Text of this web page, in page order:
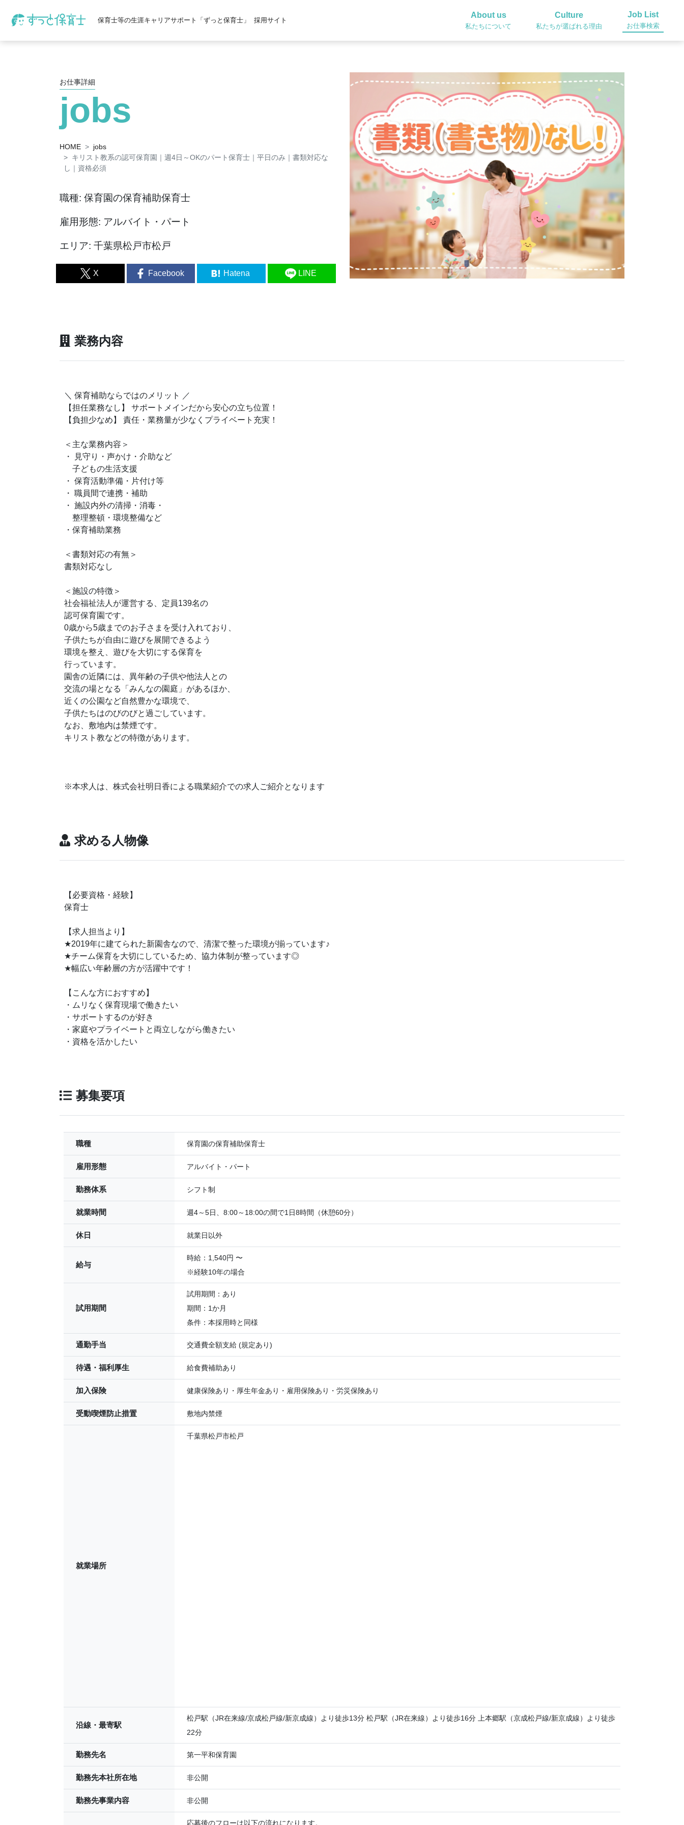
保育士等の生涯キャリアサポート「ずっと保育士」 採用サイト
About us
私たちについて
Culture
私たちが選ばれる理由
Job List
お仕事検索
お仕事詳細
jobs
HOME
jobs
キリスト教系の認可保育園｜週4日～OKのパート保育士｜平日のみ｜書類対応な
し｜資格必須
職種: 保育園の保育補助保育士
雇用形態: アルバイト・パート
エリア: 千葉県松戸市松戸
X Facebook Hatena LINE
業務内容
＼ 保育補助ならではのメリット ／
【担任業務なし】 サポートメインだから安心の立ち位置！
【負担少なめ】 責任・業務量が少なくプライベート充実！
＜主な業務内容＞
・ 見守り・声かけ・介助など
子どもの生活支援
・ 保育活動準備・片付け等
・ 職員間で連携・補助
・ 施設内外の清掃・消毒・
整理整頓・環境整備など
・保育補助業務
＜書類対応の有無＞
書類対応なし
＜施設の特徴＞
社会福祉法人が運営する、定員139名の
認可保育園です。
0歳から5歳までのお子さまを受け入れており、
子供たちが自由に遊びを展開できるよう
環境を整え、遊びを大切にする保育を
行っています。
園舎の近隣には、異年齢の子供や他法人との
交流の場となる「みんなの園庭」があるほか、
近くの公園など自然豊かな環境で、
子供たちはのびのびと過ごしています。
なお、敷地内は禁煙です。
キリスト教などの特徴があります。
※本求人は、株式会社明日香による職業紹介での求人ご紹介となります
求める人物像
【必要資格・経験】
保育士
【求人担当より】
★2019年に建てられた新園舎なので、清潔で整った環境が揃っています♪
★チーム保育を大切にしているため、協力体制が整っています◎
★幅広い年齢層の方が活躍中です！
【こんな方におすすめ】
・ムリなく保育現場で働きたい
・サポートするのが好き
・家庭やプライベートと両立しながら働きたい
・資格を活かしたい
募集要項
職種 保育園の保育補助保育士
雇用形態 アルバイト・パート
勤務体系 シフト制
就業時間 週4～5日、8:00～18:00の間で1日8時間（休憩60分）
休日 就業日以外
給与
時給：1,540円 〜
※経験10年の場合
試用期間
試用期間：あり
期間：1か月
条件：本採用時と同様
通勤手当 交通費全額支給 (規定あり)
待遇・福利厚生 給食費補助あり
加入保険 健康保険あり・厚生年金あり・雇用保険あり・労災保険あり
受動喫煙防止措置 敷地内禁煙
就業場所
千葉県松戸市松戸
沿線・最寄駅
松戸駅（JR在来線/京成松戸線/新京成線）より徒歩13分 松戸駅（JR在来線）より徒歩16分 上本郷駅（京成松戸線/新京成線）より徒歩
22分
勤務先名 第一平和保育園
勤務先本社所在地 非公開
勤務先事業内容 非公開
応募後のフローは以下の流れになります。